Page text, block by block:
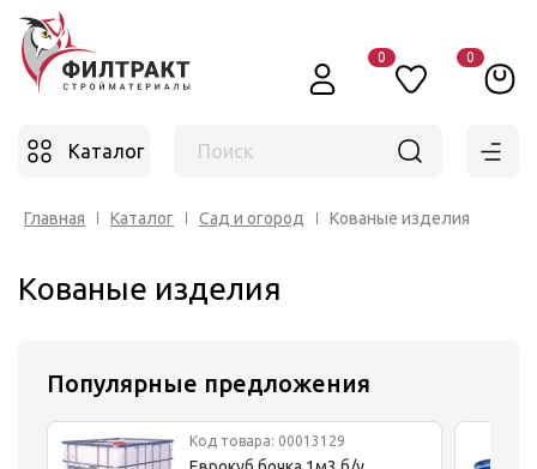
0 0
Каталог Поиск
Главная Каталог Сад и огород Кованые изделия
Кованые изделия
Популярные предложения
Код товара: 00013129